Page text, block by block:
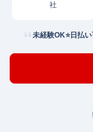
社
未経験OK⭐日払